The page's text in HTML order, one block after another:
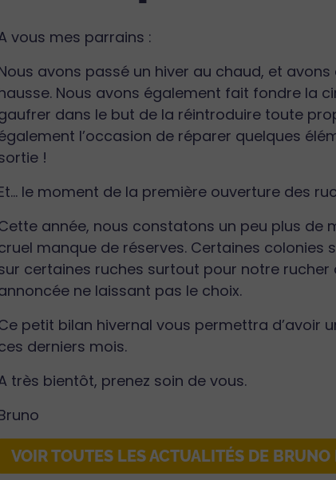
vous mes parrains :
avons passé un hiver au chaud, et
Nous avons également fait fondre la
dans le but de la réintroduire toute
l’occasion de réparer quelques
!
le moment de la première ouverture des
année, nous constatons un peu plus de
manque de réserves. Certaines colonies
certaines ruches surtout pour notre
ne laissant pas le choix.
petit bilan hivernal vous permettra d’avoir
derniers mois.
très bientôt, prenez soin de vous.
VOIR TOUTES LES ACTUALITÉS DE BRUNO